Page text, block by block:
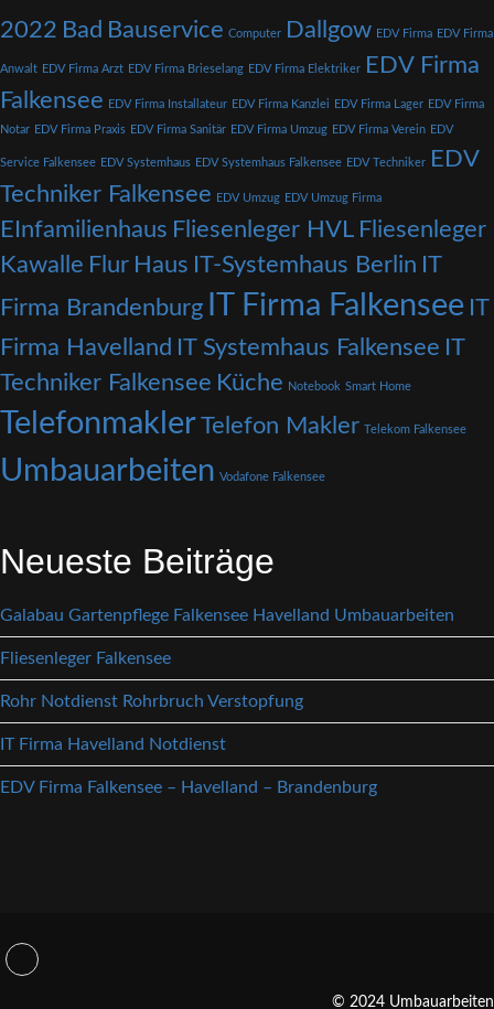
2022 Bad Bauservice Computer Dallgow EDV Firma EDV Firma
Anwalt EDV Firma Arzt EDV Firma Brieselang EDV Firma Elektriker EDV Firma
Falkensee
EDV Firma Installateur EDV Firma Kanzlei EDV Firma Lager EDV Firma
Notar EDV Firma Praxis EDV Firma Sanitär EDV Firma Umzug EDV Firma Verein EDV
Service Falkensee EDV Systemhaus EDV Systemhaus Falkensee EDV Techniker EDV
Techniker Falkensee
EDV Umzug EDV Umzug Firma
EInfamilienhaus Fliesenleger HVL Fliesenleger
Kawalle Flur Haus IT-Systemhaus Berlin IT
Firma Brandenburg IT Firma Falkensee IT
Firma Havelland IT Systemhaus Falkensee IT
Techniker Falkensee Küche Notebook Smart Home
TelefonmaklerTelefon Makler Telekom Falkensee
Umbauarbeiten Vodafone Falkensee
Neueste Beiträge
Galabau Gartenpflege Falkensee Havelland Umbauarbeiten
Fliesenleger Falkensee
Rohr Notdienst Rohrbruch Verstopfung
IT Firma Havelland Notdienst
EDV Firma Falkensee – Havelland – Brandenburg
© 2024 Umbauarbeiten